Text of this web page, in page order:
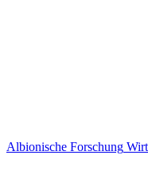
Albionische Forschung